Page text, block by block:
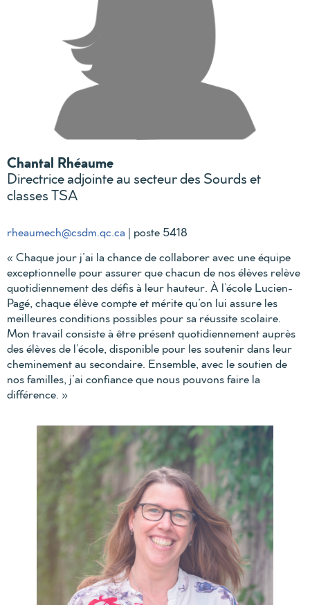
Chantal Rhéaume
Directrice adjointe au secteur des Sourds et
classes TSA
rheaumech@csdm.qc.ca | poste 5418
« Chaque jour j’ai la chance de collaborer avec une équipe
exceptionnelle pour assurer que chacun de nos élèves relève
quotidiennement des défis à leur hauteur. À l’école Lucien-
Pagé, chaque élève compte et mérite qu’on lui assure les
meilleures conditions possibles pour sa réussite scolaire.
Mon travail consiste à être présent quotidiennement auprès
des élèves de l’école, disponible pour les soutenir dans leur
cheminement au secondaire. Ensemble, avec le soutien de
nos familles, j’ai confiance que nous pouvons faire la
différence. »